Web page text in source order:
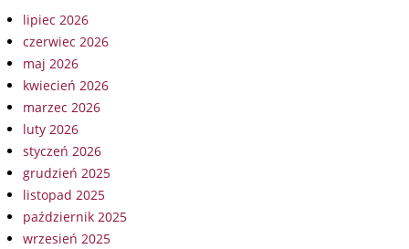
lipiec 2026
czerwiec 2026
maj 2026
kwiecień 2026
marzec 2026
luty 2026
styczeń 2026
grudzień 2025
listopad 2025
październik 2025
wrzesień 2025